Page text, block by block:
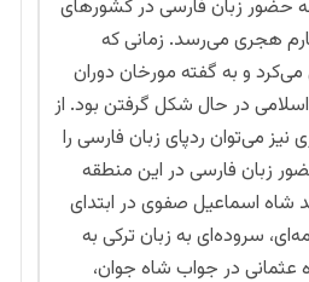
حضور زبان فارسی در کشورهای
هجری می‌رسد. زمانی که
و به گفته مورخان دوران
در حال شکل گرفتن بود. از
نیز می‌توان ردپای زبان فارسی را
زبان فارسی در این منطقه
اسماعیل صفوی در ابتدای
سروده‌ای به زبان ترکی به
عثمانی در جواب شاه جوان،